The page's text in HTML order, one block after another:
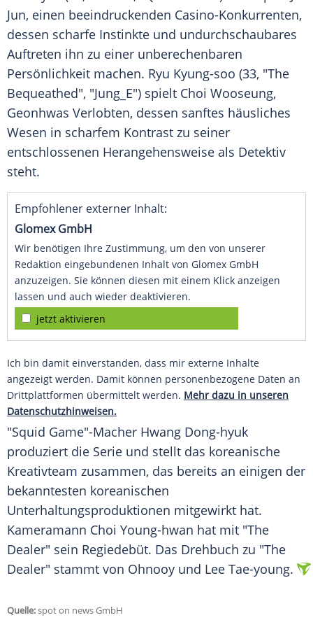
Jun, einen beeindruckenden Casino-Konkurrenten,
dessen scharfe Instinkte und undurchschaubares
Auftreten ihn zu einer unberechenbaren
Persönlichkeit machen. Ryu Kyung-soo (33, "The
Bequeathed", "Jung_E") spielt Choi Wooseung,
Geonhwas Verlobten, dessen sanftes häusliches
Wesen in scharfem Kontrast zu seiner
entschlossenen Herangehensweise als Detektiv
steht.
Empfohlener externer Inhalt:
Glomex GmbH
Wir benötigen Ihre Zustimmung, um den von unserer
Redaktion eingebundenen Inhalt von Glomex GmbH
anzuzeigen. Sie können diesen mit einem Klick anzeigen
lassen und auch wieder deaktivieren.
jetzt aktivieren
Ich bin damit einverstanden, dass mir externe Inhalte
angezeigt werden. Damit können personenbezogene Daten an
Drittplattformen übermittelt werden. Mehr dazu in unseren
Datenschutzhinweisen.
"Squid Game"-Macher Hwang Dong-hyuk
produziert die Serie und stellt das koreanische
Kreativteam zusammen, das bereits an einigen der
bekanntesten koreanischen
Unterhaltungsproduktionen mitgewirkt hat.
Kameramann Choi Young-hwan hat mit "The
Dealer" sein Regiedebüt. Das Drehbuch zu "The
Dealer" stammt von Ohnooy und Lee Tae-young.
Quelle:spot on news GmbH